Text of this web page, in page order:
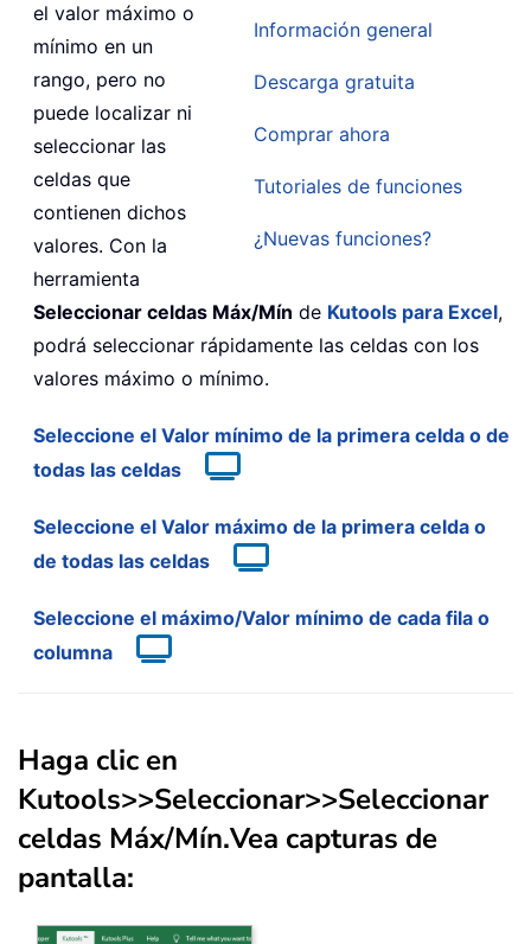
Información general
Descarga gratuita
Comprar ahora
Tutoriales de funciones
¿Nuevas funciones?
el valor máximo o
mínimo en un
rango, pero no
puede localizar ni
seleccionar las
celdas que
contienen dichos
valores. Con la
herramienta
Seleccionar celdas Máx/Mín de Kutools para Excel,
podrá seleccionar rápidamente las celdas con los
valores máximo o mínimo.
Seleccione el Valor mínimo de la primera celda o de
todas las celdas
Seleccione el Valor máximo de la primera celda o
de todas las celdas
Seleccione el máximo/Valor mínimo de cada fila o
columna
Haga clic en
Kutools>>Seleccionar>>Seleccionar
celdas Máx/Mín.Vea capturas de
pantalla: